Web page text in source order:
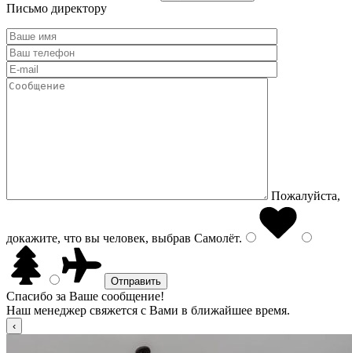
Письмо директору
Пожалуйста,
докажите, что вы человек, выбрав Самолёт.
Спасибо за Ваше сообщение!
Наш менеджер свяжется с Вами в ближайшее время.